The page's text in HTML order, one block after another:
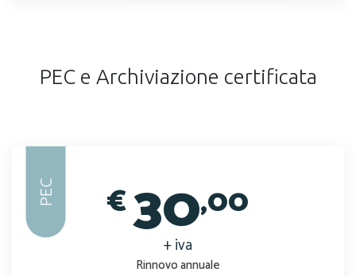
PEC e Archiviazione certificata
PEC €30,00
+ iva
Rinnovo annuale